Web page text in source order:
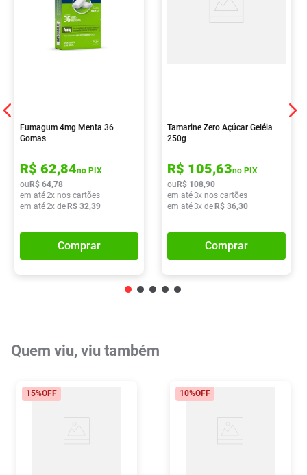
Fumagum 4mg Menta 36
Gomas
R$ 62,84no PIX
ou R$ 64,78
em até2x nos cartões
em até2x de R$ 32,39
Comprar
Tamarine Zero Açúcar Geléia
250g
R$ 105,63no PIX
ou R$ 108,90
em até3x nos cartões
em até3x de R$ 36,30
Comprar
Quem viu, viu também
15%OFF 10%OFF